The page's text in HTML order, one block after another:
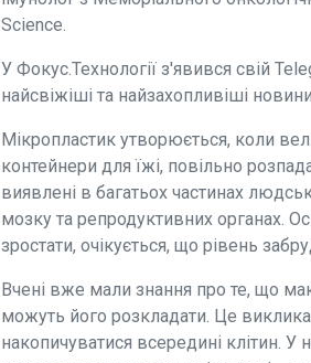
Science.
У Фокус.Технології з'явився свій
найсвіжіші та найзахопливіші
Мікропластик утворюється, коли
контейнери для їжі, повільно
виявлені в багатьох частинах
мозку та репродуктивних органах.
зростати, очікується, що рівень
Вчені вже мали знання про те, що
можуть його розкладати. Це
накопичуватися всередині клітин.